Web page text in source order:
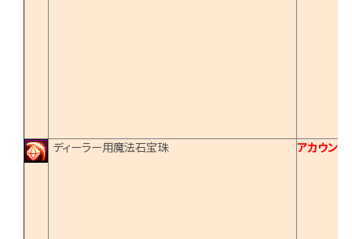
ディーラー用魔法石宝珠 アカウント